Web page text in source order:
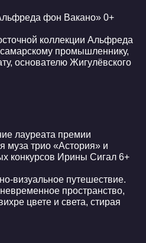
фон Вакано» 0+
коллекции Альфреда
промышленнику,
основателю Жигулёвского
лауреата премии
муза трио «Астория» и
конкурсов Ирины Сигал 6+
визуальное путешествие.
пространство,
цвете и света, стирая